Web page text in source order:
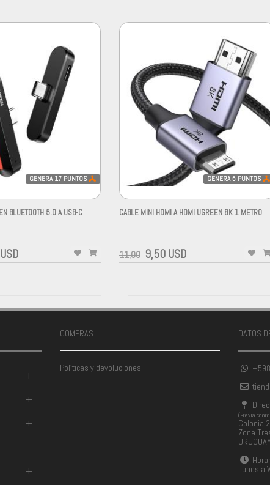
GENERA 17 PUNTOS
BLUETOOTH 5.0 A USB-C
GENERA5 PUNTOS
CABLE MINI HDMI A HDMI UGREEN 8K 1 METRO
11,00 9,50 USD
+
+
+
+
COMPRAS
Políticas y devoluciones
DATOS
(Previa
Colonia
Zona
URUGUAY
Lunes a